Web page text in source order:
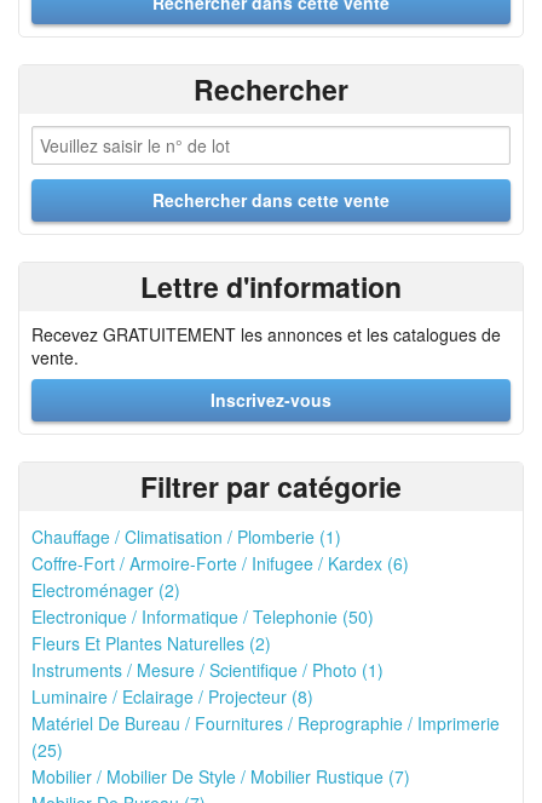
Rechercher
Lettre d'information
Recevez GRATUITEMENT les annonces et les catalogues de
vente.
Inscrivez-vous
Filtrer par catégorie
Chauffage / Climatisation / Plomberie (1)
Coffre-Fort / Armoire-Forte / Inifugee / Kardex (6)
Electroménager (2)
Electronique / Informatique / Telephonie (50)
Fleurs Et Plantes Naturelles (2)
Instruments / Mesure / Scientifique / Photo (1)
Luminaire / Eclairage / Projecteur (8)
Matériel De Bureau / Fournitures / Reprographie / Imprimerie
(25)
Mobilier / Mobilier De Style / Mobilier Rustique (7)